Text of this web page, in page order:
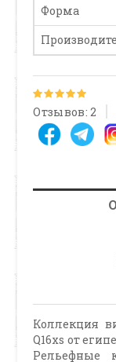
Форма
Отзывов: 2
Коллекция
Q16xs от
Рельефные